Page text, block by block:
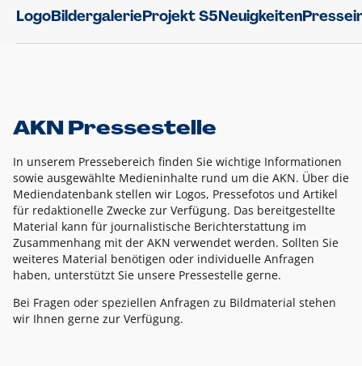
LogoBildergalerieProjekt S5Neuigkeiten
AKN Pressestelle
In unserem Pressebereich finden Sie wichtige Informationen
sowie ausgewählte Medieninhalte rund um die AKN. Über die
Mediendatenbank stellen wir Logos, Pressefotos und Artikel
für redaktionelle Zwecke zur Verfügung. Das bereitgestellte
Material kann für journalistische Berichterstattung im
Zusammenhang mit der AKN verwendet werden. Sollten Sie
weiteres Material benötigen oder individuelle Anfragen
haben, unterstützt Sie unsere Pressestelle gerne.
Bei Fragen oder speziellen Anfragen zu Bildmaterial stehen
wir Ihnen gerne zur Verfügung.